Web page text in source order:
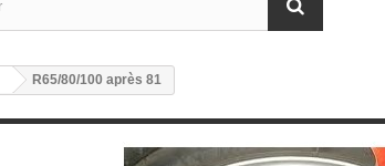
R65/80/100 après 81